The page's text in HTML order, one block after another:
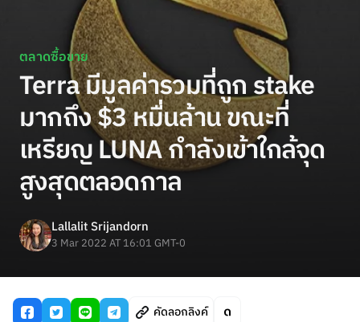
ตลาดซื้อขาย
Terra มีมูลค่ารวมที่ถูก stake
มากถึง $3 หมื่นล้าน ขณะที่
เหรียญ LUNA กำลังเข้าใกล้จุด
สูงสุดตลอดกาล
Lallalit Srijandorn
3 Mar 2022 AT 16:01 GMT-0
คัดลอกลิงค์